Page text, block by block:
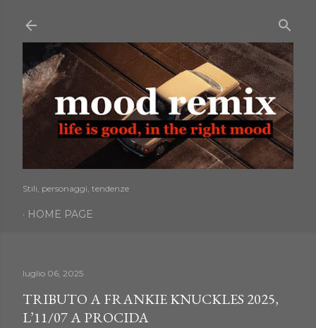
Stili, personaggi, tendenze
HOME PAGE
luglio 06, 2025
TRIBUTO A FRANKIE KNUCKLES 2025,
L’11/07 A PROCIDA